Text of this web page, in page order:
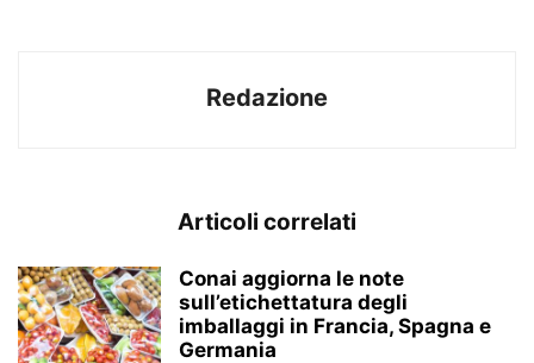
Redazione
Articoli correlati
Conai aggiorna le note
sull’etichettatura degli
imballaggi in Francia, Spagna e
Germania